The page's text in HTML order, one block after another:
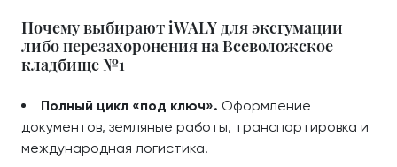
Почему выбирают iWALY для эксгумации
либо перезахоронения на Всеволожское
кладбище №1
Полный цикл «под ключ». Оформление
документов, земляные работы, транспортировка и
международная логистика.